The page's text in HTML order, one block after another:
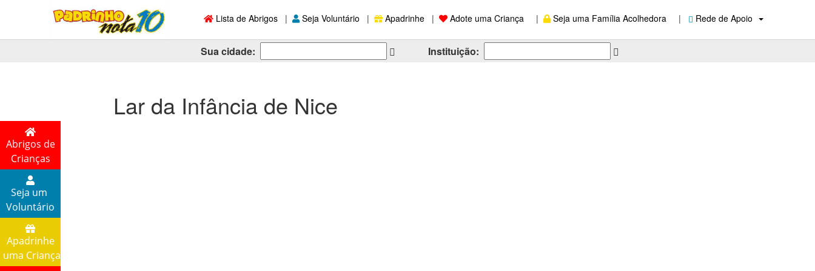
Lista de Abrigos | Seja Voluntário | Apadrinhe | Adote uma Criança | Seja uma Família Acolhedora | Rede de Apoio
Sua cidade: Instituição:
Abrigos de
Crianças
Seja um
Voluntário
Apadrinhe
uma Criança
Lar da Infância de Nice